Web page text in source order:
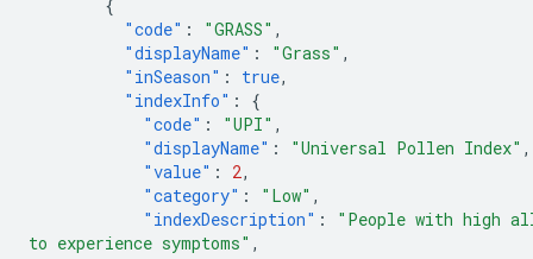
{
"code" : "GRASS" ,
"displayName" : "Grass" ,
"inSeason" : true,
"indexInfo" :
{
"code" : "UPI" ,
"displayName" : "Universal Pollen Index" ,
"value" : 2,
"category" : "Low" ,
"indexDescription" :
"People with high
to experience symptoms" ,